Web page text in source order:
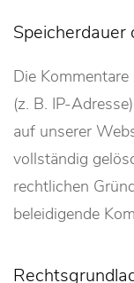
Speicherdauer
Die
(z. B. IP-
auf unserer
vollständig
rechtlichen
beleidigende